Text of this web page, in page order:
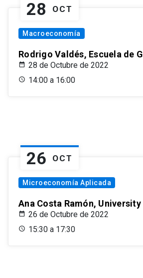
28 OCT
Macroeconomía
Rodrigo Valdés, Escuela de
28 de Octubre de 2022
14:00 a 16:00
26 OCT
Microeconomía Aplicada
Ana Costa Ramón,
26 de Octubre de 2022
15:30 a 17:30